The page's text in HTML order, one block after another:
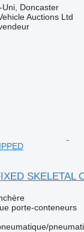
Uni, Doncaster
Auctions Ltd
SKELETAL
porte-conteneurs